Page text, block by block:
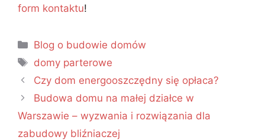
form kontaktu!
Blog o budowie domów
domy parterowe
Czy dom energooszczędny się opłaca?
Budowa domu na małej działce w
Warszawie – wyzwania i rozwiązania dla
zabudowy bliźniaczej